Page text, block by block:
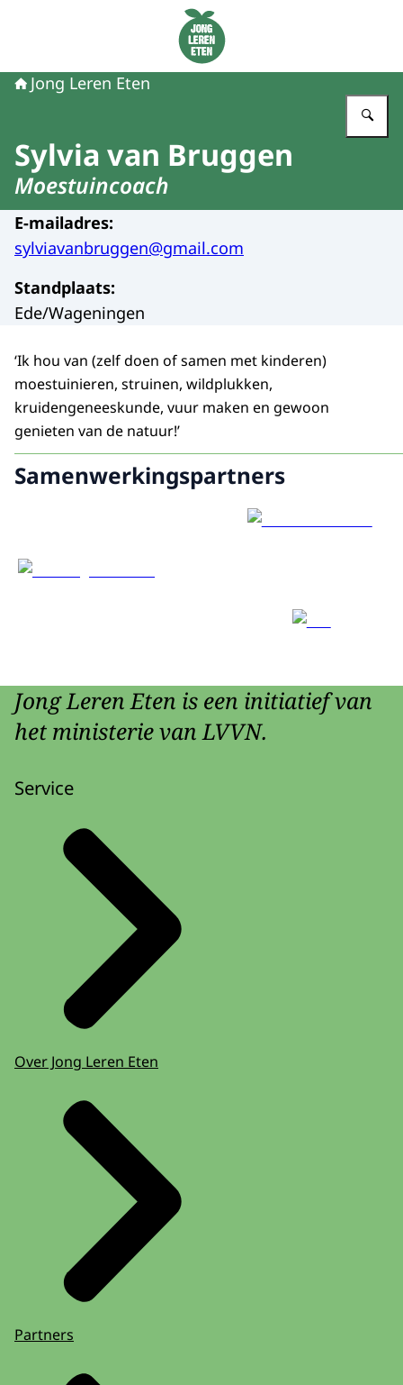
Naar de homepage van Jong Leren Eten
Jong Leren Eten
Sylvia van Bruggen
Moestuincoach
E-mailadres:
sylviavanbruggen@gmail.com
Standplaats:
Ede/Wageningen
‘Ik hou van (zelf doen of samen met kinderen)
moestuinieren, struinen, wildplukken,
kruidengeneeskunde, vuur maken en gewoon
genieten van de natuur!’
Samenwerkingspartners
Jong Leren Eten is een initiatief van
het ministerie van LVVN.
Service
Over Jong Leren Eten
Partners